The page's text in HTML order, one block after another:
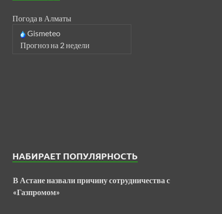
Погода в Алматы
Gismeteo
Прогноз на 2 недели
НАБИРАЕТ ПОПУЛЯРНОСТЬ
В Астане назвали причину сотрудничества с
«Газпромом»